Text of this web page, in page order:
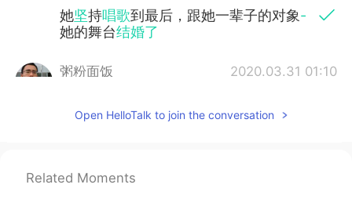
她坚持唱歌到最后，跟她一辈子的对象-
她的舞台结婚了
粥粉面饭 2020.03.31 01:10
我记得 我的第一次听Anita Mui的名字。
路上。
Open HelloTalk to join the conversation
Related Moments